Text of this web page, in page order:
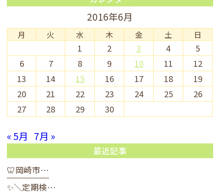
2016年6月
月 火 水 木 金 土 日
1 2 3 4
5
6
7 8 9 10 11
12
13
14 15 16 17 18
19
20
21 22 23 24 25
26
27
28 29 30
« 5月 7月 »
最近記事
🦷岡崎市…
✨＼定期検…